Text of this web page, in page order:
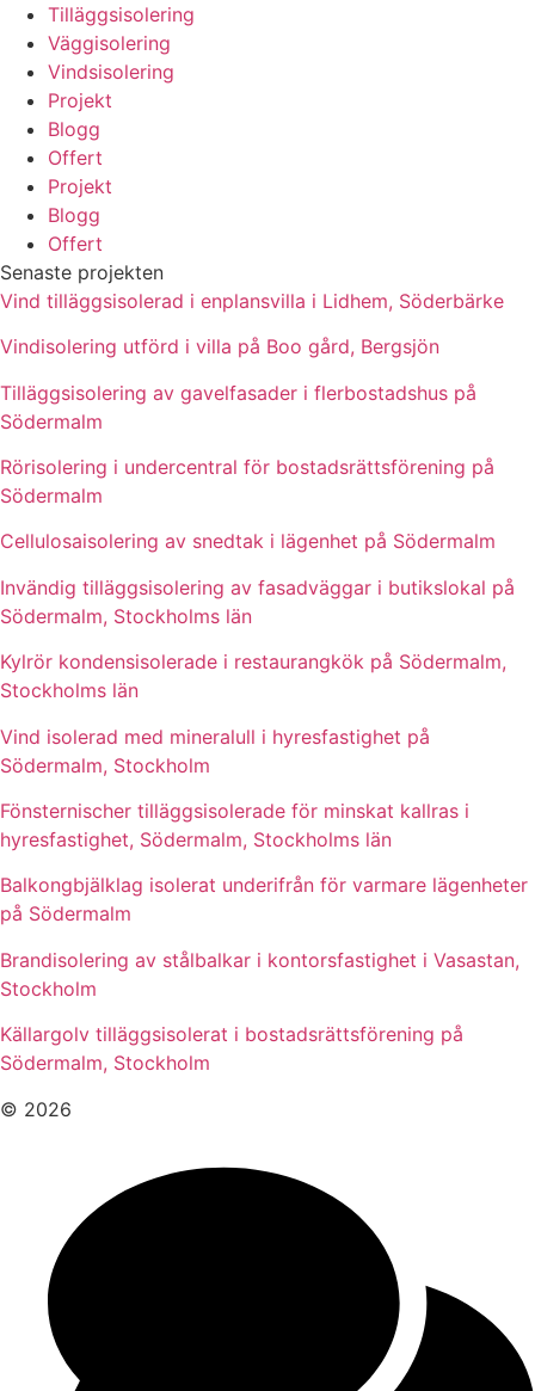
Tilläggsisolering
Väggisolering
Vindsisolering
Projekt
Blogg
Offert
Projekt
Blogg
Offert
Senaste projekten
Vind tilläggsisolerad i enplansvilla i Lidhem, Söderbärke
Vindisolering utförd i villa på Boo gård, Bergsjön
Tilläggsisolering av gavelfasader i flerbostadshus på
Södermalm
Rörisolering i undercentral för bostadsrättsförening på
Södermalm
Cellulosaisolering av snedtak i lägenhet på Södermalm
Invändig tilläggsisolering av fasadväggar i butikslokal på
Södermalm, Stockholms län
Kylrör kondensisolerade i restaurangkök på Södermalm,
Stockholms län
Vind isolerad med mineralull i hyresfastighet på
Södermalm, Stockholm
Fönsternischer tilläggsisolerade för minskat kallras i
hyresfastighet, Södermalm, Stockholms län
Balkongbjälklag isolerat underifrån för varmare lägenheter
på Södermalm
Brandisolering av stålbalkar i kontorsfastighet i Vasastan,
Stockholm
Källargolv tilläggsisolerat i bostadsrättsförening på
Södermalm, Stockholm
© 2026